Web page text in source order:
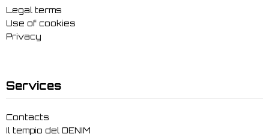
Legal terms
Use of cookies
Privacy
Services
Contacts
Il tempio del DENIM